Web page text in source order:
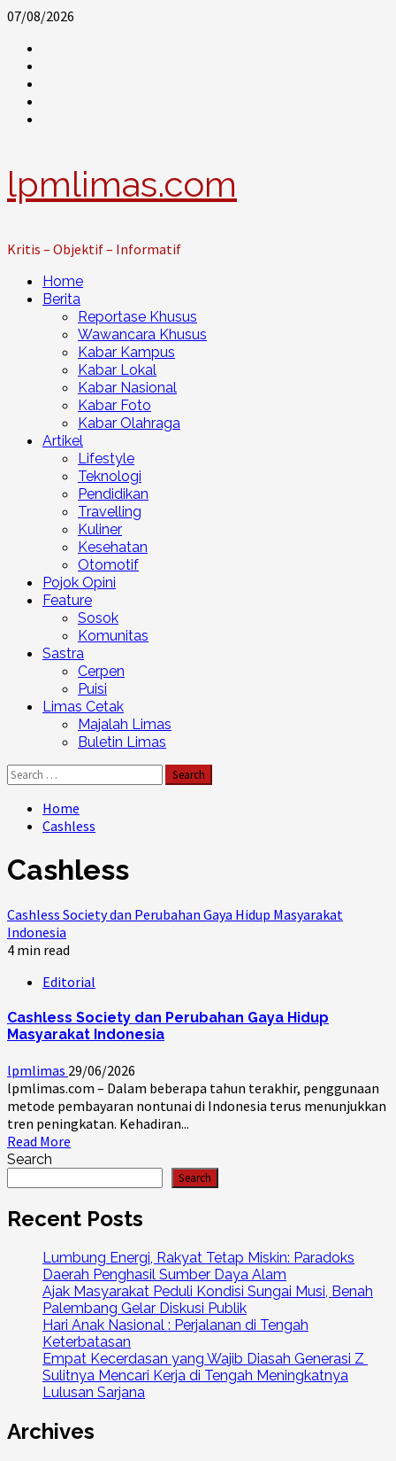
Skip
content
07/08/2026
lpmlimas.com
Kritis – Objektif – Informatif
Primary
Menu
Home
Berita
Reportase Khusus
Wawancara Khusus
Kabar Kampus
Kabar Lokal
Kabar Nasional
Kabar Foto
Kabar Olahraga
Artikel
Lifestyle
Teknologi
Pendidikan
Travelling
Kuliner
Kesehatan
Otomotif
Pojok Opini
Feature
Sosok
Komunitas
Sastra
Cerpen
Puisi
Limas Cetak
Majalah Limas
Buletin Limas
Search
for:
Home
Cashless
Cashless
Cashless Society dan Perubahan Gaya Hidup Masyarakat
Indonesia
4 min read
Editorial
Cashless Society dan Perubahan Gaya Hidup
Masyarakat Indonesia
lpmlimas 29/06/2026
lpmlimas.com – Dalam beberapa tahun terakhir, penggunaan
metode pembayaran nontunai di Indonesia terus menunjukkan
tren peningkatan. Kehadiran...
Read More
Search
Search
Recent Posts
Lumbung Energi, Rakyat Tetap Miskin: Paradoks
Daerah Penghasil Sumber Daya Alam
Ajak Masyarakat Peduli Kondisi Sungai Musi, Benah
Palembang Gelar Diskusi Publik
Hari Anak Nasional : Perjalanan di Tengah
Keterbatasan
Empat Kecerdasan yang Wajib Diasah Generasi Z
Sulitnya Mencari Kerja di Tengah Meningkatnya
Lulusan Sarjana
Archives